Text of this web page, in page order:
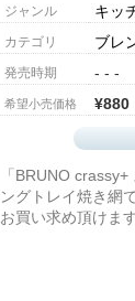
ジャンル キッ
カテゴリ ブレ
発売時期 - - -
希望小売価格 ¥880
「BRUNO
ングトレイ焼き網
お買い求め頂けま